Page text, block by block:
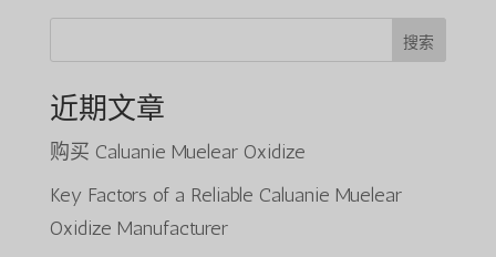
搜索
近期文章
购买 Caluanie Muelear Oxidize
Key Factors of a Reliable Caluanie Muelear
Oxidize Manufacturer